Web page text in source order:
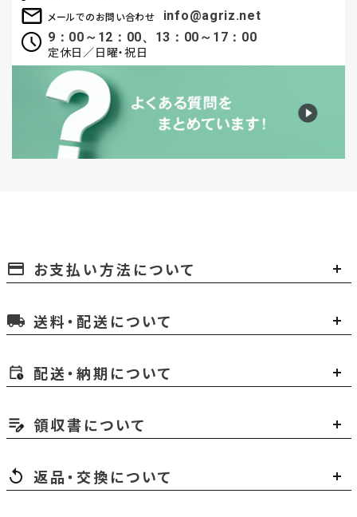
メールでのお問い合わせ
info@agriz.net
9：00～12：00、13：00～17：00
定休日／日曜・祝日
payment お支払い方法について
local_shipping 送料・配送について
配送・納期について
領収書について
返品・交換について